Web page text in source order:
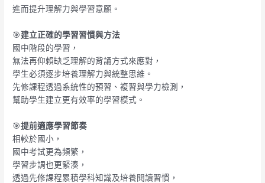
進而提升理解力與學習意願。
🎯建立正確的學習習慣與方法
國中階段的學習，
無法再仰賴缺乏理解的背誦方式來應對，
學生必須逐步培養理解力與統整思維。
先修課程透過系統性的預習、複習與學力檢測，
幫助學生建立更有效率的學習模式。
🎯提前適應學習節奏
相較於國小，
國中考試更為頻繁，
學習步調也更緊湊，
透過先修課程累積學科知識及培養閱讀習慣，